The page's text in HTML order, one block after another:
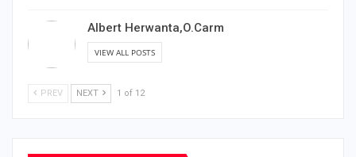
Albert Herwanta,O.Carm
VIEW ALL POSTS
PREV NEXT 1 of 12